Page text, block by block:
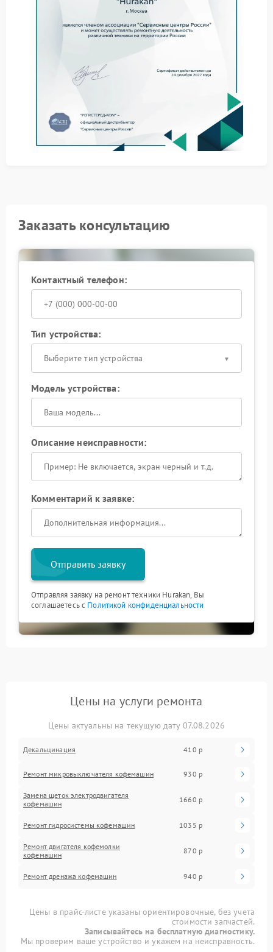
По результатам диагностики нередко выявляются
следующие проблемы:
засор гидросистемы;
разбалансировка кофемолки;
Когда нужна не временная мера, а точное решение,
сервисный центр Hurakan проводит диагностику
механики, электроники и соединений. Такой
подход позволяет определить причину шума и
подобрать оптимальный план ремонта.
Заказать консультацию
Контактный телефон:
Тип устройства:
Выберите тип устройства
Модель устройства:
Описание неисправности:
Комментарий к заявке:
Отправить заявку
Отправляя заявку на ремонт техники Hurakan, Вы
соглашаетесь с Политикой конфиденциальности
Цены на услуги ремонта
Цены актуальны на текущую дату 07.08.2026
Декальцинация 410 р
Ремонт микровыключателя кофемашин 930 р
Замена щеток электродвигателя
кофемашин
1660 р
Ремонт гидросистемы кофемашин 1035 р
Ремонт двигателя кофемолки
кофемашин
870 р
Ремонт дренажа кофемашин 940 р
Цены в прайс-листе указаны ориентировочные, без учета
стоимости запчастей.
Записывайтесь на бесплатную диагностику.
Мы проверим ваше устройство и укажем на неисправность.